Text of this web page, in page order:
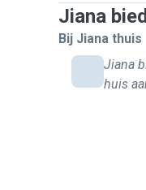
Jiana
Bij Jiana thuis
Jiana
huis